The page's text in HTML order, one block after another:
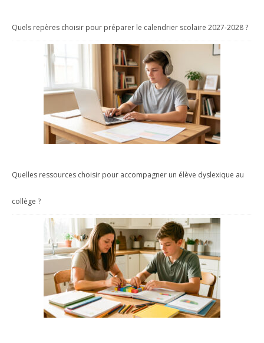
Quels repères choisir pour préparer le calendrier scolaire 2027-2028 ?
Quelles ressources choisir pour accompagner un élève dyslexique au
collège ?